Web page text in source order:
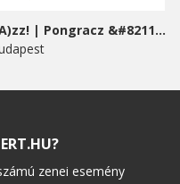
j(A)zz! | Pongracz &#8211;...
zenei esemény